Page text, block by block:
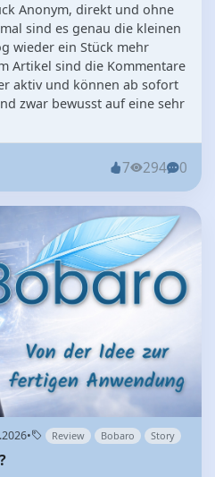
Anonym, direkt und ohne
sind es genau die kleinen
wieder ein Stück mehr
Artikel sind die Kommentare
aktiv und können ab sofort
zwar bewusst auf eine sehr
7 294 0
• Review Bobaro Story